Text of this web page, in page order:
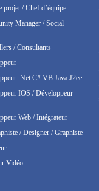
projet / Chef d’équipe
Manager / Social
/ Consultants
.Net C# VB Java J2ee
IOS / Développeur
Web / Intégrateur
/ Designer / Graphiste
Vidéo